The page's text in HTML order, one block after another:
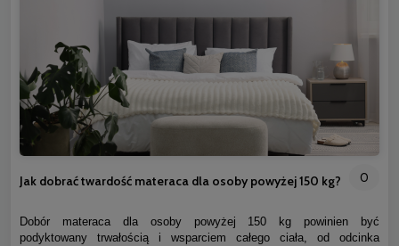
Jak dobrać twardość materaca dla osoby powyżej 150 kg? 0
Dobór materaca dla osoby powyżej 150 kg powinien być
podyktowany trwałością i wsparciem całego ciała, od odcinka